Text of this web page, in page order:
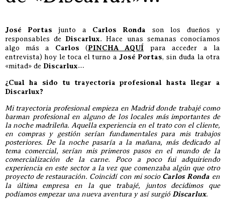
José Portas junto a Carlos Ronda son los dueños y
responsables de Discarlux. Hace unas semanas conocíamos
algo más a Carlos (PINCHA AQUÍ para acceder a la
entrevista) hoy le toca el turno a José Portas, sin duda la otra
«mitad» de Discarlux…
¿Cual ha sido tu trayectoria profesional hasta llegar a
Discarlux?
Mi trayectoria profesional empieza en Madrid donde trabajé como
barman profesional en alguno de los locales más importantes de
la noche madrileña. Aquella experiencia en el trato con el cliente,
en compras y gestión serían fundamentales para mis trabajos
posteriores. De la noche pasaría a la mañana, más dedicado al
tema comercial, serían mis primeros pasos en el mundo de la
comercialización de la carne. Poco a poco fui adquiriendo
experiencia en este sector a la vez que comenzaba algún que otro
proyecto de restauración. Coincidí con mi socio Carlos Ronda en
la última empresa en la que trabajé, juntos decidimos que
podíamos empezar una nueva aventura y así surgió Discarlux.